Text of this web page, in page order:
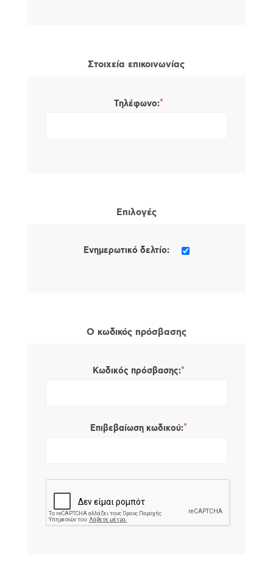
Στοιχεία επικοινωνίας
Τηλέφωνο:*
Επιλογές
Ενημερωτικό δελτίο:
Ο κωδικός πρόσβασης
Κωδικός πρόσβασης:*
Επιβεβαίωση κωδικού:*